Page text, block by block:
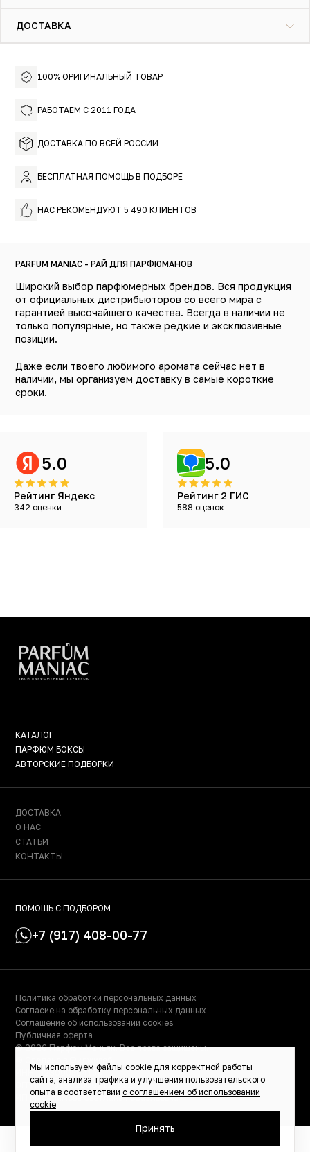
100% ОРИГИНАЛЬНЫЙ ТОВАР
РАБОТАЕМ С 2011 ГОДА
ДОСТАВКА ПО ВСЕЙ РОССИИ
БЕСПЛАТНАЯ ПОМОЩЬ В ПОДБОРЕ
НАС РЕКОМЕНДУЮТ 5 490 КЛИЕНТОВ
PARFUM MANIAC - РАЙ ДЛЯ ПАРФЮМАНОВ
Широкий выбор парфюмерных брендов. Вся продукция
от официальных дистрибьюторов со всего мира с
гарантией высочайшего качества. Всегда в наличии не
только популярные, но также редкие и эксклюзивные
позиции.
Даже если твоего любимого аромата сейчас нет в
наличии, мы организуем доставку в самые короткие
сроки.
5.0
Рейтинг Яндекс
342 оценки
5.0
Рейтинг 2 ГИС
588 оценок
ночи древесины с лёгким дымком от догоревшего
костра, а из-под колёс удаляющейся кибитки
поднимается облачко пыли.
Gypsy Water – это аромат свободы и приключений. Ты
и все дороги для тебя открыты.
ДОСТАВКА
КАТАЛОГ
ПАРФЮМ БОКСЫ
АВТОРСКИЕ ПОДБОРКИ
ДОСТАВКА
О НАС
СТАТЬИ
КОНТАКТЫ
ПОМОЩЬ С ПОДБОРОМ
+7 (917) 408-00-77
Политика обработки персональных данных
Согласие на обработку персональных данных
Соглашение об использовании cookies
Публичная оферта
© 2026 Парфюм Маньяк. Все права защищены.
ИНН: 023000504158
ОГРНИП: 319028000115522
ИП Масалимова Светлана Рафаэльевна
Мы используем файлы cookie для корректной работы
сайта, анализа трафика и улучшения пользовательского
опыта в соответствии с соглашением об использовании
cookie
Принять